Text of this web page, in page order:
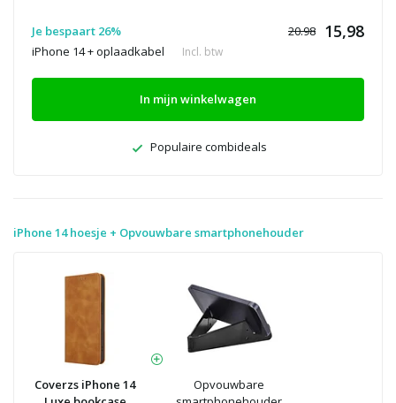
Je bespaart 26% 20.98 15,98
iPhone 14 + oplaadkabel Incl. btw
In mijn winkelwagen
Populaire combideals
iPhone 14 hoesje + Opvouwbare smartphonehouder
Coverzs iPhone 14
Opvouwbare